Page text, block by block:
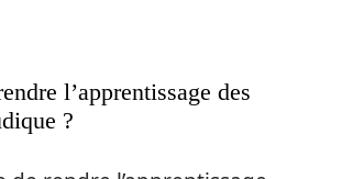
l’apprentissage des
?